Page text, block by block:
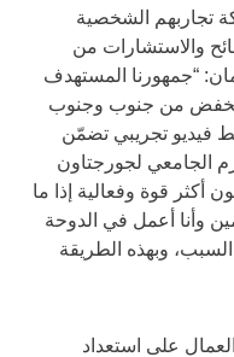
تجاربهم الشخصية
والاستشارات من
“جمهورنا المستهدف
من جنوب وجنوب
فيديو تجريبي تضمّن
الجامعي لجورجتاون
أكثر قوة وفعالية إذا ما
وأنا أعمل في الدوحة
وبهذه الطريقة
على استعداد